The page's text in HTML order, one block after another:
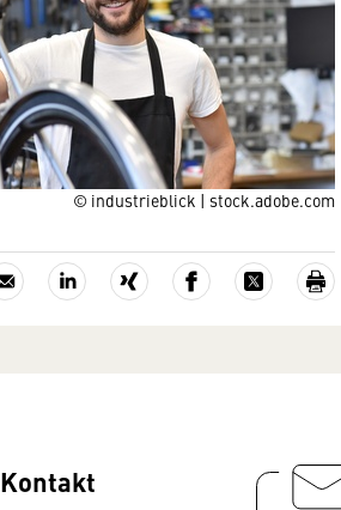
© industrieblick | stock.adobe.com
Kontakt